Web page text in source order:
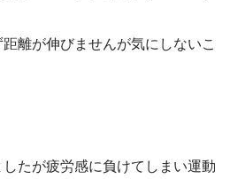
離が伸びませんが気にしないこ
たが疲労感に負けてしまい運動